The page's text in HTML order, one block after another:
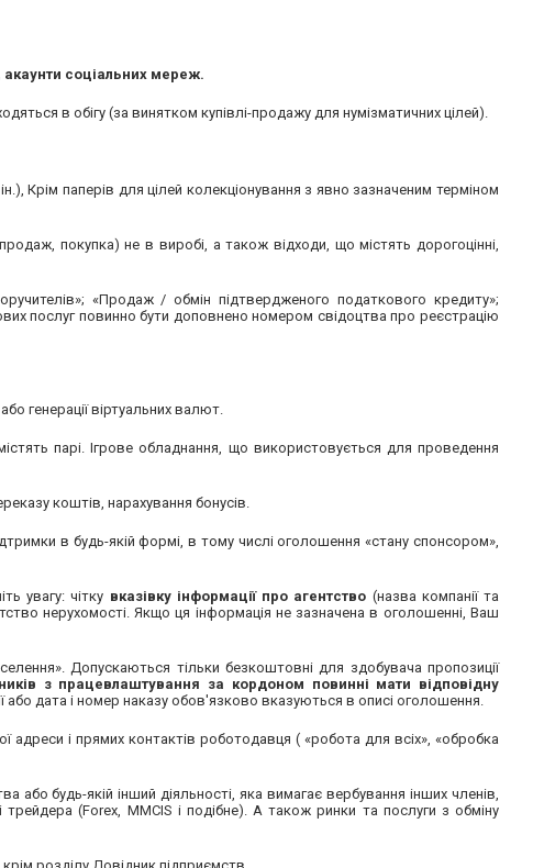
соціальних мереж.
в обігу (за винятком купівлі-продажу для нумізматичних цілей).
ін.), Крім паперів для цілей колекціонування з явно зазначеним терміном
покупка) не в виробі, а також відходи, що містять дорогоцінні,
«Продаж / обмін підтвердженого податкового кредиту»;
послуг повинно бути доповнено номером свідоцтва про реєстрацію
генерації віртуальних валют.
парі. Ігрове обладнання, що використовується для проведення
коштів, нарахування бонусів.
в будь-якій формі, в тому числі оголошення «стану спонсором»,
увагу: чітку вказівку інформації про агентство (назва компанії та
нерухомості. Якщо ця інформація не зазначена в оголошенні, Ваш
Допускаються тільки безкоштовні для здобувача пропозиції
з працевлаштування за кордоном повинні мати відповідну
або дата і номер наказу обов'язково вказуються в описі оголошення.
адреси і прямих контактів роботодавця ( «робота для всіх», «обробка
або будь-якій інший діяльності, яка вимагає вербування інших членів,
трейдера (Forex, MMCIS і подібне). А також ринки та послуги з обміну